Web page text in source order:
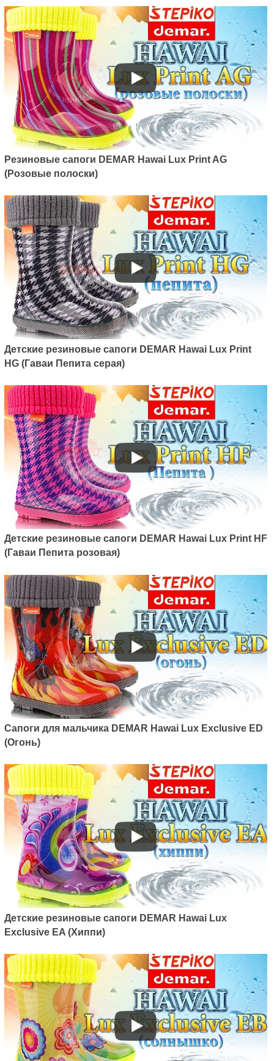
Резиновые сапоги DEMAR Hawai Lux Print AG
(Розовые полоски)
Детские резиновые сапоги DEMAR Hawai Lux Print
HG (Гаваи Пепита серая)
Детские резиновые сапоги DEMAR Hawai Lux Print HF
(Гаваи Пепита розовая)
Сапоги для мальчика DEMAR Hawai Lux Exclusive ED
(Огонь)
Детские резиновые сапоги DEMAR Hawai Lux
Exclusive EA (Хиппи)